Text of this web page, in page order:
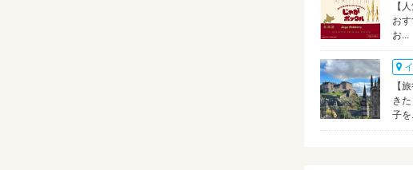
【
お
お...
【
き
子を